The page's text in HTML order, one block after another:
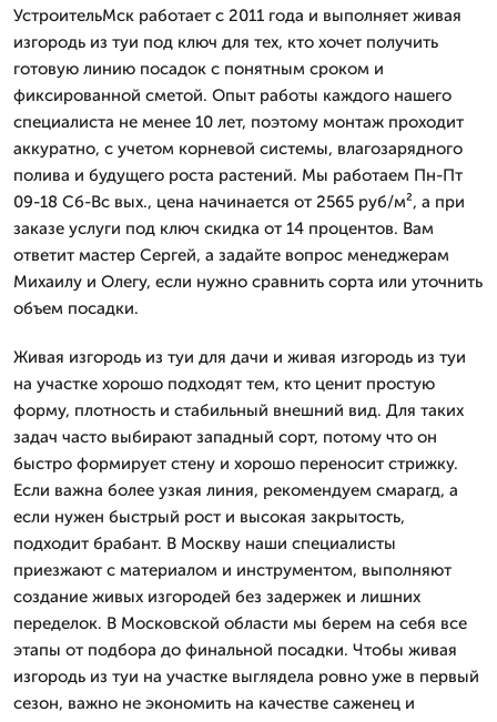
УстроительМск работает с 2011 года и выполняет живая
изгородь из туи под ключ для тех, кто хочет получить
готовую линию посадок с понятным сроком и
фиксированной сметой. Опыт работы каждого нашего
специалиста не менее 10 лет, поэтому монтаж проходит
аккуратно, с учетом корневой системы, влагозарядного
полива и будущего роста растений. Мы работаем Пн-Пт
09-18 Сб-Вс вых., цена начинается от 2565 руб/м², а при
заказе услуги под ключ скидка от 14 процентов. Вам
ответит мастер Сергей, а задайте вопрос менеджерам
Михаилу и Олегу, если нужно сравнить сорта или уточнить
объем посадки.
Живая изгородь из туи для дачи и живая изгородь из туи
на участке хорошо подходят тем, кто ценит простую
форму, плотность и стабильный внешний вид. Для таких
задач часто выбирают западный сорт, потому что он
быстро формирует стену и хорошо переносит стрижку.
Если важна более узкая линия, рекомендуем смарагд, а
если нужен быстрый рост и высокая закрытость,
подходит брабант. В Москву наши специалисты
приезжают с материалом и инструментом, выполняют
создание живых изгородей без задержек и лишних
переделок. В Московской области мы берем на себя все
этапы от подбора до финальной посадки. Чтобы живая
изгородь из туи на участке выглядела ровно уже в первый
сезон, важно не экономить на качестве саженец и